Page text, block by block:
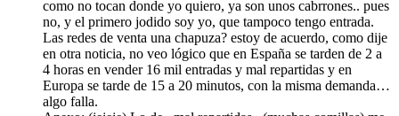
como no tocan donde yo quiero, ya son unos cabrrones.. pues
no, y el primero jodido soy yo, que tampoco tengo entrada.
Las redes de venta una chapuza? estoy de acuerdo, como dije
en otra noticia, no veo lógico que en España se tarden de 2 a
4 horas en vender 16 mil entradas y mal repartidas y en
Europa se tarde de 15 a 20 minutos, con la misma demanda…
algo falla.